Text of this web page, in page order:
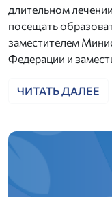
длительном
посещать
заместителем
Федерации и
ЧИТАТЬ ДАЛЕЕ